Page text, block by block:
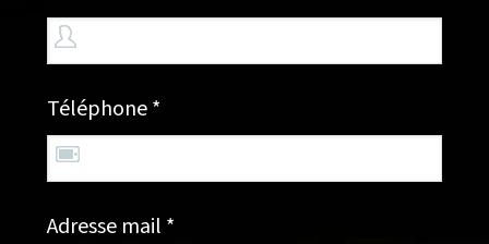
Téléphone *
Adresse mail *